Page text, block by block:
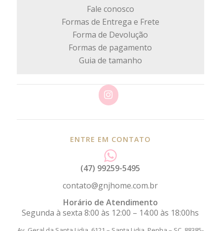
Fale conosco
Formas de Entrega e Frete
Forma de Devolução
Formas de pagamento
Guia de tamanho
ENTRE EM CONTATO
(47) 99259-5495
contato@gnjhome.com.br
Horário de Atendimento
Segunda à sexta 8:00 às 12:00 – 14:00 às 18:00hs